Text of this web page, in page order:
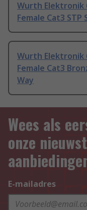
Wurth Elektronik
Female Cat3
Wurth Elektronik
Female Cat3
Way
Wees als
onze
E-mailadres